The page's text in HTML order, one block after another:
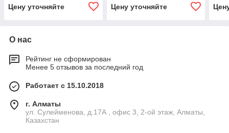
Цену уточняйте
Цену уточняйте
О нас
Рейтинг не сформирован
Менее 5 отзывов за последний год
Работает с 15.10.2018
г. Алматы
ул. Сулейменова, д.17А , офис 3, 2-ой этаж, Алматы,
Казахстан